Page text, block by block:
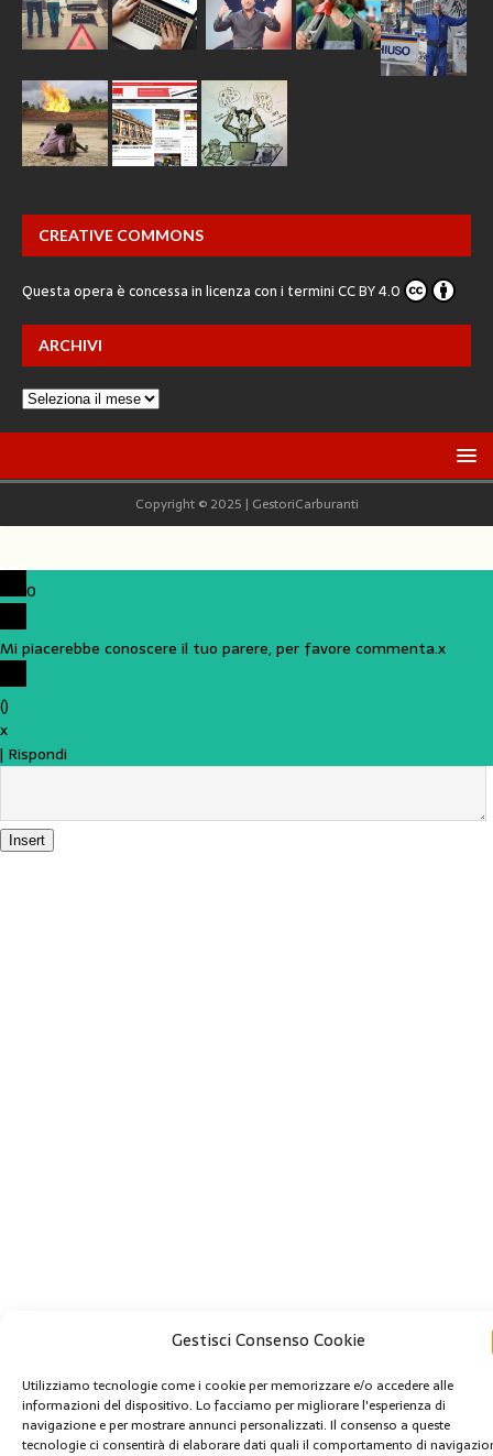
Gestisci Consenso Cookie
Utilizziamo tecnologie come i cookie per memorizzare e/o accedere alle
informazioni del dispositivo. Lo facciamo per migliorare l'esperienza di
navigazione e per mostrare annunci personalizzati. Il consenso a queste
tecnologie ci consentirà di elaborare dati quali il comportamento di
CREATIVE COMMONS
Questa opera è concessa in licenza con i terminiCC BY 4.0
ARCHIVI
Copyright © 2025 | GestoriCarburanti
0
Mi piacerebbe conoscere il tuo parere, per favore commenta.x
()
x
| Rispondi
Insert